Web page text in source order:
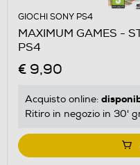
GIOCHI SONY PS4
MAXIMUM GAMES -
PS4
€ 9,90
Acquisto online:
Ritiro in negozio in 30'